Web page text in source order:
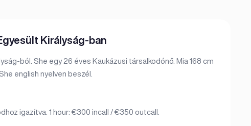
Királyság-ban
ból. She egy 26 éves Kaukázusi társalkodónő. Mia 168 cm
english nyelven beszél.
igazítva. 1 hour: €300 incall / €350 outcall.